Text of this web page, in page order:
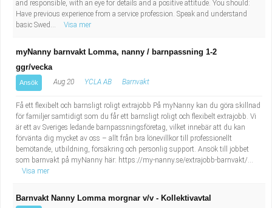
and responsible, with an eye for details and a positive attitude. You should:
Have previous experience from a service profession. Speak and understand
basic Swed...
Visa mer
myNanny barnvakt Lomma, nanny / barnpassning 1-2
ggr/vecka
Ansök Aug 20 YCLA AB Barnvakt
Få ett flexibelt och barnsligt roligt extrajobb På myNanny kan du göra skillnad
för familjer samtidigt som du får ett barnsligt roligt och flexibelt extrajobb. Vi
är ett av Sveriges ledande barnpassningsföretag, vilket innebär att du kan
förvänta dig mycket av oss – allt från bra lönevillkor till professionellt
bemötande, utbildning, försäkring och personlig support. Ansök till jobbet
som barnvakt på myNanny här: https://my-nanny.se/extrajobb-barnvakt/...
Visa mer
Barnvakt Nanny Lomma morgnar v/v - Kollektivavtal